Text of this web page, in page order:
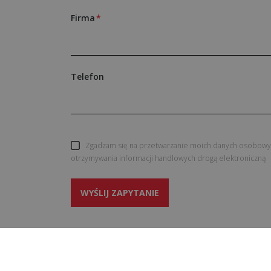
Firma
Telefon
Zgadzam się na przetwarzanie moich danych
otrzymywania informacji handlowych drogą elektroniczną
WYŚLIJ ZAPYTANIE